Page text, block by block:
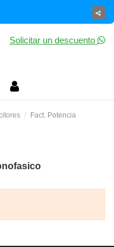
Solicitar un descuento
Fact. Potencia